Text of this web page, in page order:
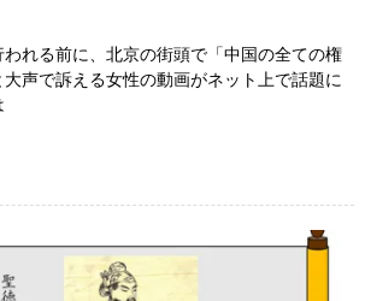
れる前に、北京の街頭で「中国の全ての権
声で訴える女性の動画がネット上で話題に